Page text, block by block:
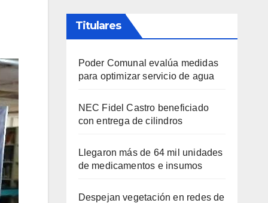
Titulares
Poder Comunal evalúa medidas
para optimizar servicio de agua
NEC Fidel Castro beneficiado
con entrega de cilindros
Llegaron más de 64 mil unidades
de medicamentos e insumos
Despejan vegetación en redes de